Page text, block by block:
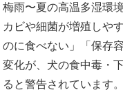
梅雨〜夏の高温多湿環
カビや細菌が増殖しや
のに食べない」「保存
変化が、犬の食中毒・
ると警告されています。